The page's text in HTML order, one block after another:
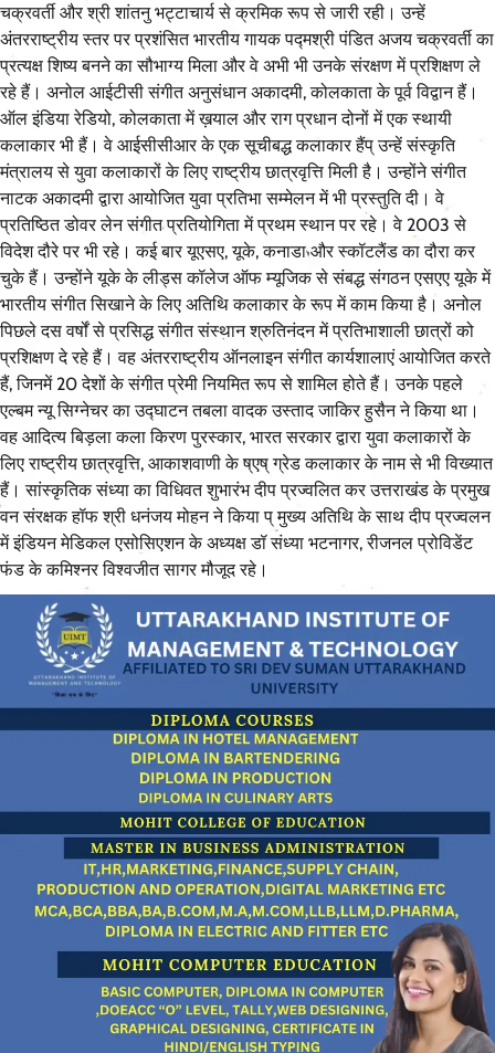
चक्रवर्ती और श्री शांतनु भट्टाचार्य से क्रमिक रूप से जारी रही। उन्हें
अंतरराष्ट्रीय स्तर पर प्रशंसित भारतीय गायक पद्मश्री पंडित अजय चक्रवर्ती का
प्रत्यक्ष शिष्य बनने का सौभाग्य मिला और वे अभी भी उनके संरक्षण में प्रशिक्षण ले
रहे हैं। अनोल आईटीसी संगीत अनुसंधान अकादमी, कोलकाता के पूर्व विद्वान हैं।
ऑल इंडिया रेडियो, कोलकाता में ख़याल और राग प्रधान दोनों में एक स्थायी
कलाकार भी हैं। वे आईसीसीआर के एक सूचीबद्ध कलाकार हैंप् उन्हें संस्कृति
मंत्रालय से युवा कलाकारों के लिए राष्ट्रीय छात्रवृत्ति मिली है। उन्होंने संगीत
नाटक अकादमी द्वारा आयोजित युवा प्रतिभा सम्मेलन में भी प्रस्तुति दी। वे
प्रतिष्ठित डोवर लेन संगीत प्रतियोगिता में प्रथम स्थान पर रहे। वे 2003 से
विदेश दौरे पर भी रहे। कई बार यूएसए, यूके, कनाडा और स्कॉटलैंड का दौरा कर
चुके हैं। उन्होंने यूके के लीड्स कॉलेज ऑफ म्यूजिक से संबद्ध संगठन एसएए यूके में
भारतीय संगीत सिखाने के लिए अतिथि कलाकार के रूप में काम किया है। अनोल
पिछले दस वर्षों से प्रसिद्ध संगीत संस्थान श्रुतिनंदन में प्रतिभाशाली छात्रों को
प्रशिक्षण दे रहे हैं। वह अंतरराष्ट्रीय ऑनलाइन संगीत कार्यशालाएं आयोजित करते
हैं, जिनमें 20 देशों के संगीत प्रेमी नियमित रूप से शामिल होते हैं। उनके पहले
एल्बम न्यू सिग्नेचर का उद्घाटन तबला वादक उस्ताद जाकिर हुसैन ने किया था।
वह आदित्य बिड़ला कला किरण पुरस्कार, भारत सरकार द्वारा युवा कलाकारों के
लिए राष्ट्रीय छात्रवृत्ति, आकाशवाणी के ष्एष् ग्रेड कलाकार के नाम से भी विख्यात
हैं। सांस्कृतिक संध्या का विधिवत शुभारंभ दीप प्रज्वलित कर उत्तराखंड के प्रमुख
वन संरक्षक हॉफ श्री धनंजय मोहन ने किया प् मुख्य अतिथि के साथ दीप प्रज्वलन
में इंडियन मेडिकल एसोसिएशन के अध्यक्ष डॉ संध्या भटनागर, रीजनल प्रोविडेंट
फंड के कमिश्नर विश्वजीत सागर मौजूद रहे।